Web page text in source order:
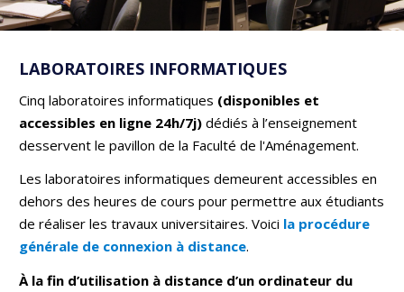
LABORATOIRES INFORMATIQUES
Cinq laboratoires informatiques (disponibles et
accessibles en ligne 24h/7j) dédiés à l’enseignement
desservent le pavillon de la Faculté de l'Aménagement.
Les laboratoires informatiques demeurent accessibles en
dehors des heures de cours pour permettre aux étudiants
de réaliser les travaux universitaires. Voici la procédure
générale de connexion à distance.
À la fin d’utilisation à distance d’un ordinateur du